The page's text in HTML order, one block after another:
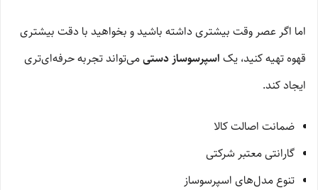
اما اگر عصر وقت بیشتری داشته باشید و بخواهید با دقت بیشتری
قهوه تهیه کنید، یک اسپرسوساز دستیمی‌تواند تجربه حرفه‌ای‌تری
ایجاد کند.
ضمانت اصالت کالا
گارانتی معتبر شرکتی
تنوع مدل‌های اسپرسوساز